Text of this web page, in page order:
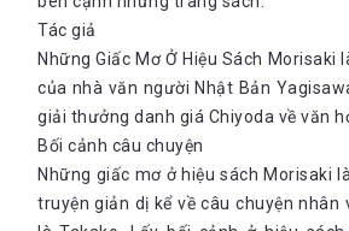
Tác giả
Những Giấc Mơ Ở Hiệu Sách
của nhà văn người Nhật Bản
giải thưởng danh giá Chiyoda về văn
Bối cảnh câu chuyện
Những giấc mơ ở hiệu sách Morisaki
truyện giản dị kể về câu chuyện